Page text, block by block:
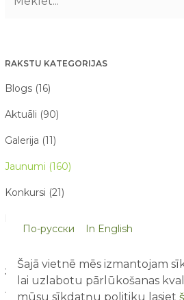
RAKSTU KATEGORIJAS
Blogs (16)
Aktuāli (90)
Galerija (11)
Jaunumi (160)
Konkursi (21)
JAUNĀKIE RAKSTI
10 lietas, ko bērni pamana atrakciju
По-русски In English
Šajā vietnē mēs izmantojam
lai uzlabotu pārlūkošanas
mūsu sīkdatņu politiku lasiet